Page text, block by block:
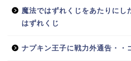
魔法ではずれくじをあたりにし
はずれくじ
ナプキン王子に戦力外通告・・